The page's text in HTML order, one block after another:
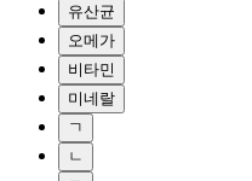
유산균
오메가
비타민
미네랄
ㄱ
ㄴ